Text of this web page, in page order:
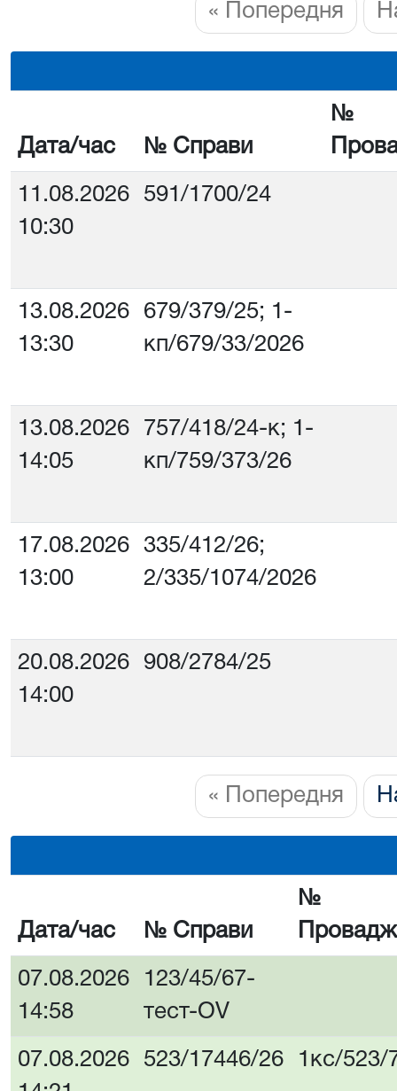
« Попередня
Дата/час № Справи
№
11.08.2026
10:30
591/1700/24
13.08.2026
13:30
679/379/25; 1-
кп/679/33/2026
13.08.2026
14:05
757/418/24-к; 1-
кп/759/373/26
17.08.2026
13:00
335/412/26;
2/335/1074/2026
20.08.2026
14:00
908/2784/25
« Попередня
Дата/час № Справи
№
07.08.2026
14:58
123/45/67-
тест-OV
07.08.2026
523/17446/26 1кс/523/